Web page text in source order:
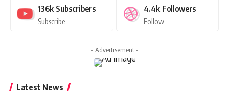
136k Subscribers
Subscribe
4.4k Followers
Follow
- Advertisement -
Latest News